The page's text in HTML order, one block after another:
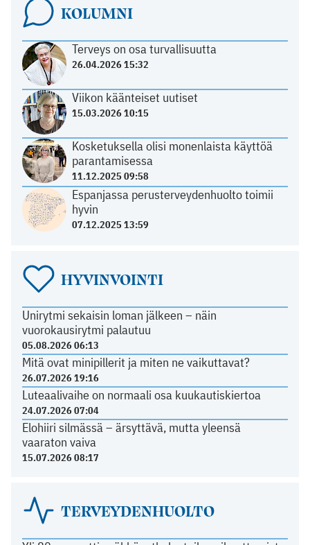
KOLUMNI
Terveys on osa turvallisuutta
26.04.2026 15:32
Viikon käänteiset uutiset
15.03.2026 10:15
Kosketuksella olisi monenlaista käyttöä
parantamisessa
11.12.2025 09:58
Espanjassa perusterveydenhuolto toimii
hyvin
07.12.2025 13:59
HYVINVOINTI
Unirytmi sekaisin loman jälkeen – näin
vuorokausirytmi palautuu
05.08.2026 06:13
Mitä ovat minipillerit ja miten ne vaikuttavat?
26.07.2026 19:16
Luteaalivaihe on normaali osa kuukautiskiertoa
24.07.2026 07:04
Elohiiri silmässä – ärsyttävä, mutta yleensä
vaaraton vaiva
15.07.2026 08:17
TERVEYDENHUOLTO